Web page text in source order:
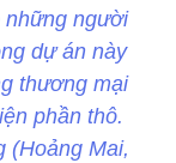
những người
dự án này
thương mại
phần thô.
(Hoảng Mai,